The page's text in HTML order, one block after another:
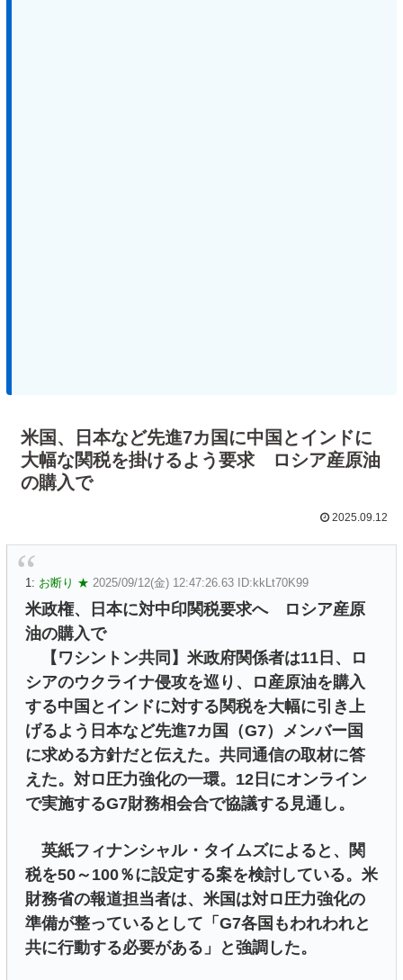
米国、日本など先進7カ国に中国とインドに
大幅な関税を掛けるよう要求 ロシア産原油
の購入で
2025.09.12
1: お断り ★ 2025/09/12(金) 12:47:26.63 ID:kkLt70K99
米政権、日本に対中印関税要求へ ロシア産原
油の購入で
【ワシントン共同】米政府関係者は11日、ロ
シアのウクライナ侵攻を巡り、ロ産原油を購入
する中国とインドに対する関税を大幅に引き上
げるよう日本など先進7カ国（G7）メンバー国
に求める方針だと伝えた。共同通信の取材に答
えた。対ロ圧力強化の一環。12日にオンライン
で実施するG7財務相会合で協議する見通し。
英紙フィナンシャル・タイムズによると、関
税を50～100％に設定する案を検討している。米
財務省の報道担当者は、米国は対ロ圧力強化の
準備が整っているとして「G7各国もわれわれと
共に行動する必要がある」と強調した。